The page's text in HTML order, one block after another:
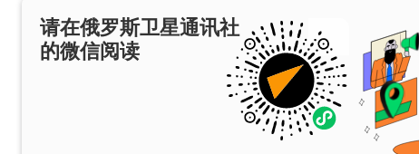
请在俄罗斯卫星通讯社
的微信阅读